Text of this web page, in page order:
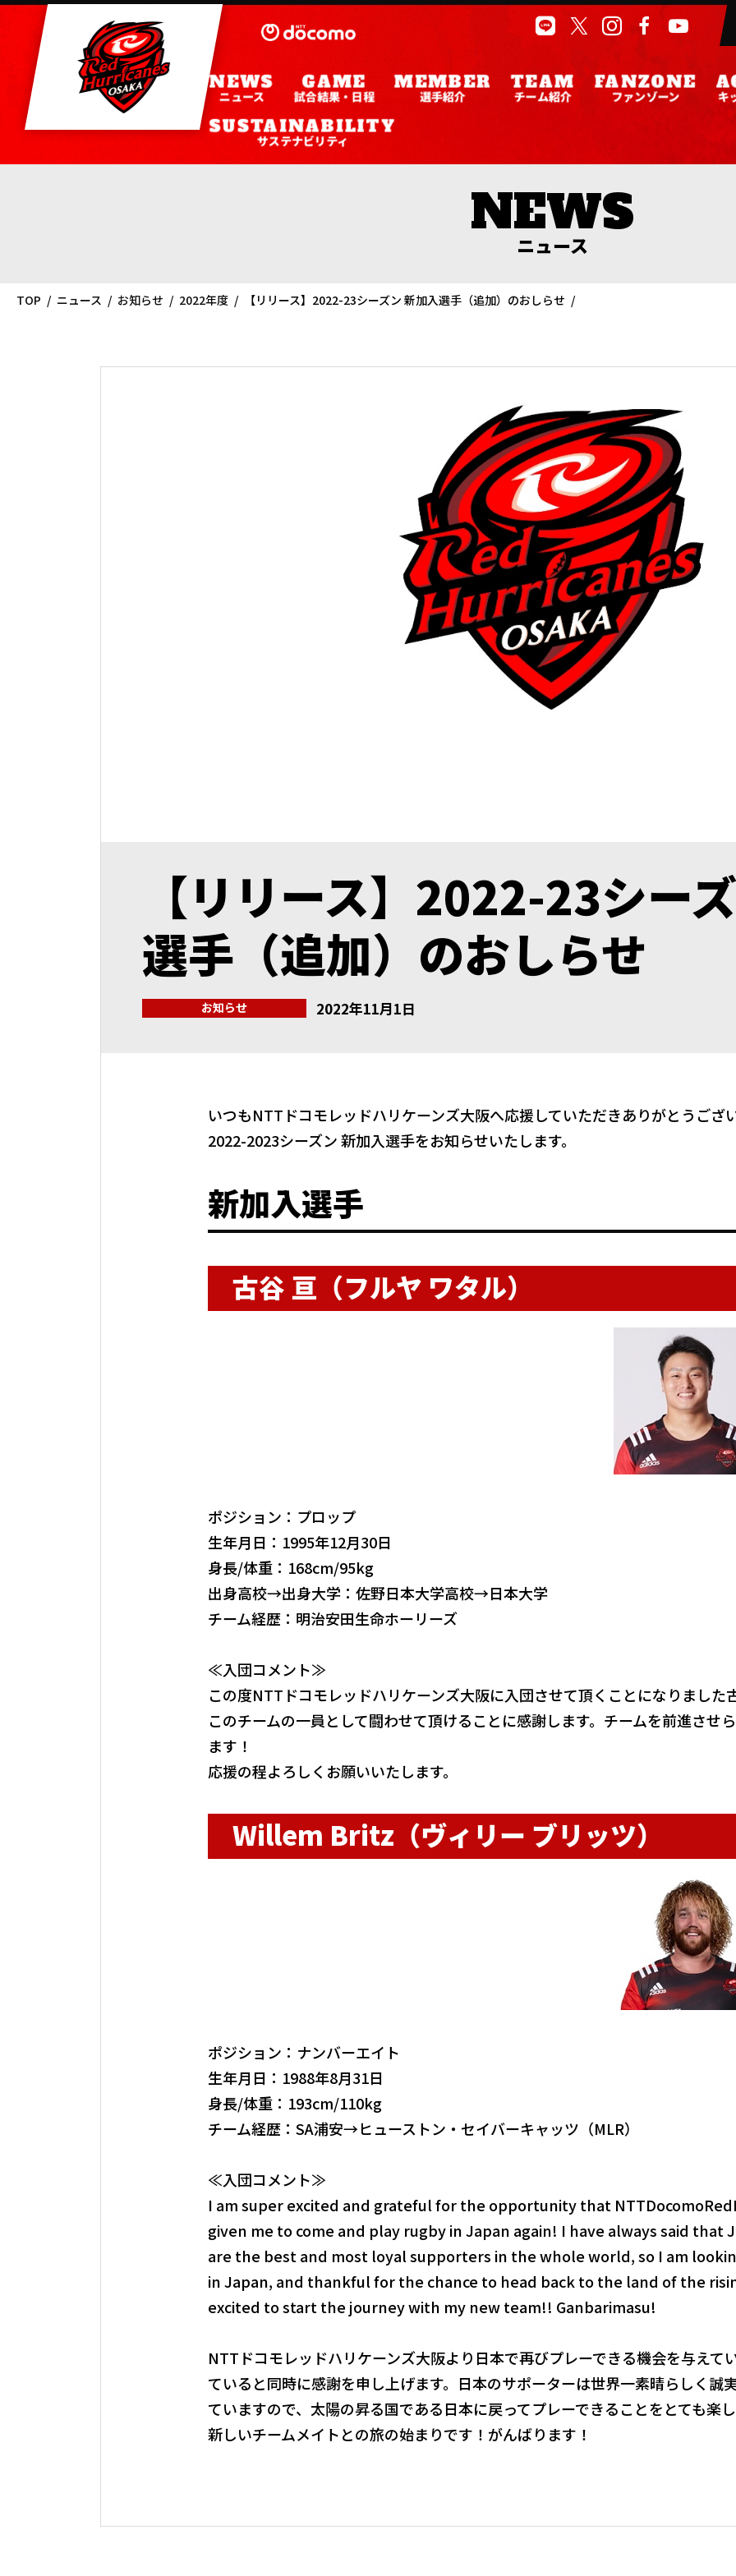
ニュース 試合結果・日程 選手紹介 チーム紹介 ファンゾーン キ
サステナビリティ
ニュース
TOP ニュース お知らせ 2022年度 【リリース】2022-23シーズン 新加入選手（追加）のおしらせ
【リリース】2022-23シー
選手（追加）のおしらせ
お知らせ 2022年11月1日
いつもNTTドコモレッドハリケーンズ大阪へ応援していただきありがとうござ
2022-2023シーズン 新加入選手をお知らせいたします。
新加入選手
古谷 亘（フルヤ ワタル）
ポジション：プロップ
生年月日：1995年12月30日
身長/体重：168cm/95kg
出身高校→出身大学：佐野日本大学高校→日本大学
チーム経歴：明治安田生命ホーリーズ
≪入団コメント≫
この度NTTドコモレッドハリケーンズ大阪に入団させて頂くことになりました
このチームの一員として闘わせて頂けることに感謝します。チームを前進させ
ます！
応援の程よろしくお願いいたします。
Willem Britz（ヴィリー ブリッツ）
ポジション：ナンバーエイト
生年月日：1988年8月31日
身長/体重：193cm/110kg
チーム経歴：SA浦安→ヒューストン・セイバーキャッツ（MLR）
≪入団コメント≫
I am super excited and grateful for the opportunity that
given me to come and play rugby in Japan again! I have always said that
are the best and most loyal supporters in the whole world, so I am
in Japan, and thankful for the chance to head back to the land of the
excited to start the journey with my new team!! Ganbarimasu!
NTTドコモレッドハリケーンズ大阪より日本で再びプレーできる機会を与えて
ていると同時に感謝を申し上げます。日本のサポーターは世界一素晴らしく誠
ていますので、太陽の昇る国である日本に戻ってプレーできることをとても楽
新しいチームメイトとの旅の始まりです！がんばります！